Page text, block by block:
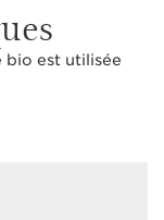
bio est utilisée